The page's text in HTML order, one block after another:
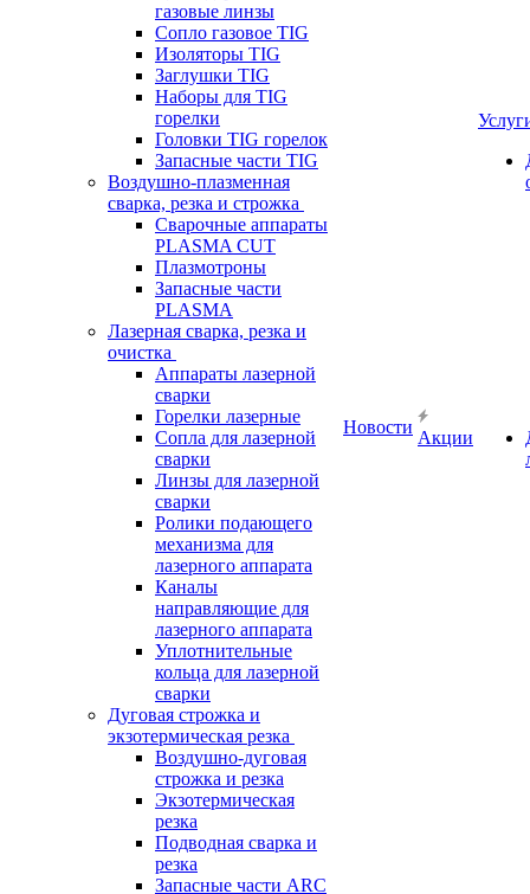
газовые линзы
Сопло газовое TIG
Изоляторы TIG
Заглушки TIG
Наборы для TIG
горелки
Головки TIG горелок
Запасные части TIG
Воздушно-плазменная
сварка, резка и строжка
Сварочные аппараты
PLASMA CUT
Плазмотроны
Запасные части
PLASMA
Лазерная сварка, резка и
очистка
Аппараты лазерной
сварки
Горелки лазерные
Сопла для лазерной
сварки
Линзы для лазерной
сварки
Ролики подающего
механизма для
лазерного аппарата
Каналы
направляющие для
лазерного аппарата
Уплотнительные
кольца для лазерной
сварки
Дуговая строжка и
экзотермическая резка
Воздушно-дуговая
строжка и резка
Экзотермическая
резка
Подводная сварка и
резка
Запасные части ARC
Новости
Акции